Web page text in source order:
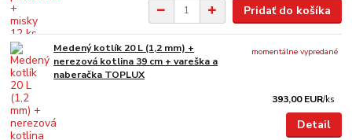
Pridať do košíka
Medený kotlík 20 L (1,2 mm) +
nerezová kotlina 39 cm + vareška a
naberačka TOPLUX
393,00 EUR/ks
momentálne vypredané
Detail